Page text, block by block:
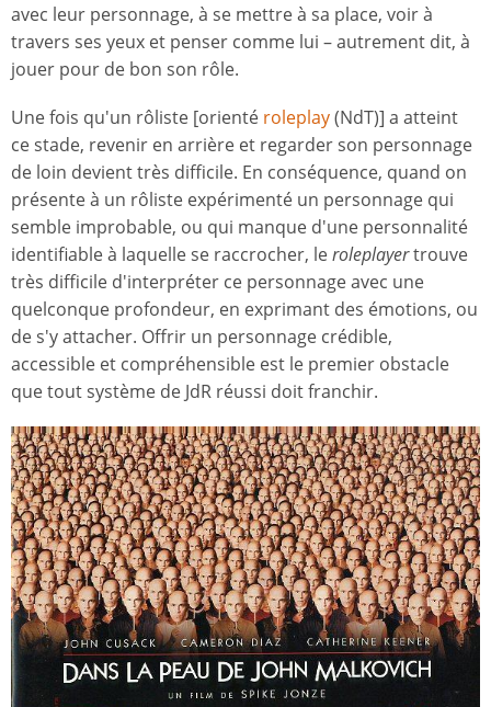
avec leur personnage, à se mettre à sa place, voir à
travers ses yeux et penser comme lui – autrement dit, à
jouer pour de bon son rôle.
Une fois qu'un rôliste [orienté roleplay(NdT)] a atteint
ce stade, revenir en arrière et regarder son personnage
de loin devient très difficile. En conséquence, quand on
présente à un rôliste expérimenté un personnage qui
semble improbable, ou qui manque d'une personnalité
identifiable à laquelle se raccrocher, leroleplayertrouve
très difficile d'interpréter ce personnage avec une
quelconque profondeur, en exprimant des émotions, ou
de s'y attacher. Offrir un personnage crédible,
accessible et compréhensible est le premier obstacle
que tout système de JdR réussi doit franchir.